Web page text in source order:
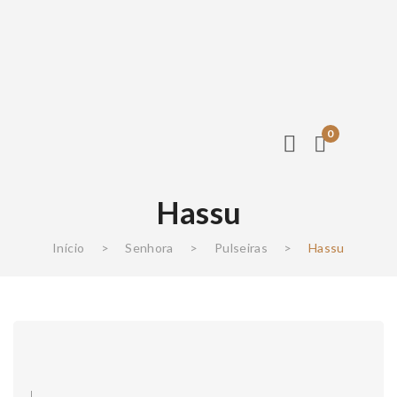
0
Hassu
Início > Senhora > Pulseiras > Hassu